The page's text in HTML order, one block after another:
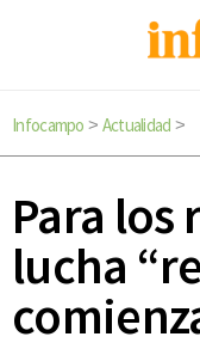
Infocampo > Actualidad >
Para los
lucha